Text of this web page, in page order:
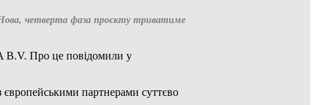
Нова, четверта фаза проєкту триватиме
B.V. Про це повідомили у
європейськими партнерами суттєво